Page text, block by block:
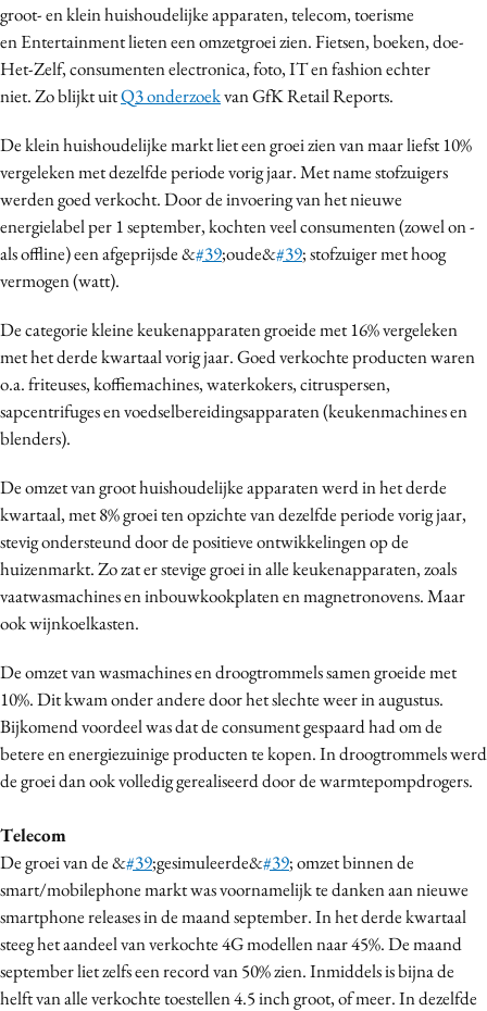
Artificial Intelligence
Bureaus
Campagnes
Contentmarketing
Craft
Customer Experience
Data & Insights
Design
Digital transformation
Diversiteit
Effectiviteit
Gedragsverandering
Influencer marketing
Interne communicatie
Martech
Media
Merkstrategie
PR
Purpose Marketing
Reputatie & crisis
groot- en klein huishoudelijke apparaten, telecom, toerisme
enEntertainment lieten een omzetgroei zien. Fietsen, boeken, doe-
Het-Zelf, consumenten electronica, foto, IT en fashion echter
niet.Zo blijkt uitQ3 onderzoekvan GfK Retail Reports.
De klein huishoudelijke markt liet een groei zien van maar liefst 10%
vergeleken met dezelfde periode vorig jaar. Met name stofzuigers
werden goed verkocht. Door de invoering van het nieuwe
energielabel per 1 september, kochten veel consumenten (zowel on -
als offline) een afgeprijsde &#39;oude&#39; stofzuiger met hoog
vermogen (watt).
De categorie kleine keukenapparaten groeide met 16% vergeleken
met het derde kwartaal vorig jaar. Goed verkochte producten waren
o.a. friteuses, koffiemachines, waterkokers, citruspersen,
sapcentrifuges en voedselbereidingsapparaten (keukenmachines en
blenders).
De omzet van groot huishoudelijke apparaten werd in het derde
kwartaal, met 8% groei ten opzichte van dezelfde periode vorig jaar,
stevig ondersteund door de positieve ontwikkelingen op de
huizenmarkt. Zo zat er stevige groei in alle keukenapparaten, zoals
vaatwasmachines en inbouwkookplaten en magnetronovens. Maar
ook wijnkoelkasten.
De omzet van wasmachines en droogtrommels samen groeide met
10%. Dit kwam onder andere door het slechte weer in augustus.
Bijkomend voordeel was dat de consument gespaard had om de
betere en energiezuinige producten te kopen. In droogtrommels werd
de groei dan ook volledig gerealiseerd door de warmtepompdrogers.
Telecom
De groei van de &#39;gesimuleerde&#39; omzet binnen de
smart/mobilephone markt was voornamelijk te danken aan nieuwe
smartphone releases in de maand september. In het derde kwartaal
steeg het aandeel van verkochte 4G modellen naar 45%. De maand
september liet zelfs een record van 50% zien. Inmiddels is bijna de
helft van alle verkochte toestellen 4.5 inch groot, of meer. In dezelfde